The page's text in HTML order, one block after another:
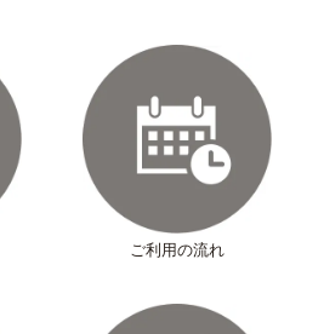
ご利用の流れ